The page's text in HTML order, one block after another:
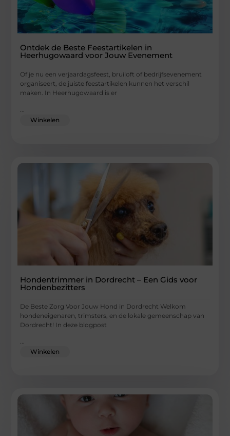
Ontdek de Beste Feestartikelen in
Heerhugowaard voor Jouw Evenement
Of je nu een verjaardagsfeest, bruiloft of bedrijfsevenement
organiseert, de juiste feestartikelen kunnen het verschil
maken. In Heerhugowaard is er
Winkelen
Hondentrimmer in Dordrecht – Een Gids voor
Hondenbezitters
De Beste Zorg Voor Jouw Hond in Dordrecht Welkom
hondeneigenaren, trimsters, en de lokale gemeenschap van
Dordrecht! In deze blogpost
Winkelen